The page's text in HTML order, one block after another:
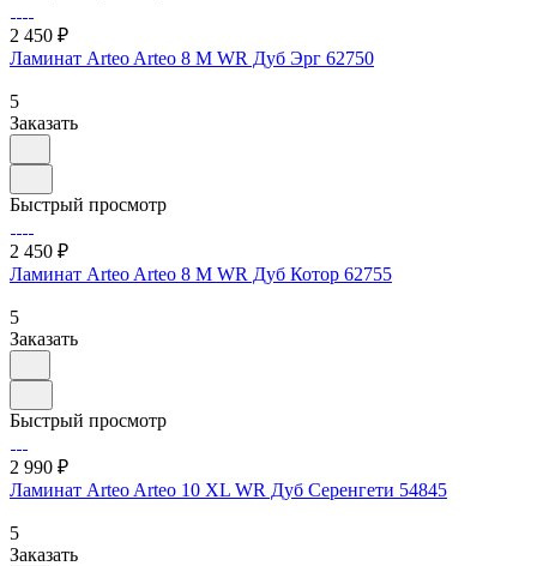
2 450 ₽
Ламинат Arteo Arteo 8 M WR Дуб Эрг 62750
5
Заказать
Быстрый просмотр
2 450 ₽
Ламинат Arteo Arteo 8 M WR Дуб Котор 62755
5
Заказать
Быстрый просмотр
2 990 ₽
Ламинат Arteo Arteo 10 XL WR Дуб Серенгети 54845
5
Заказать